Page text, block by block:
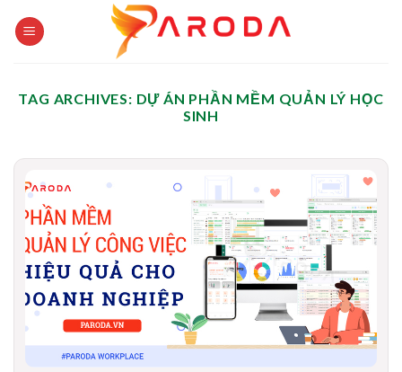
TAG ARCHIVES: DỰ ÁN PHẦN MỀM QUẢN LÝ HỌC
SINH